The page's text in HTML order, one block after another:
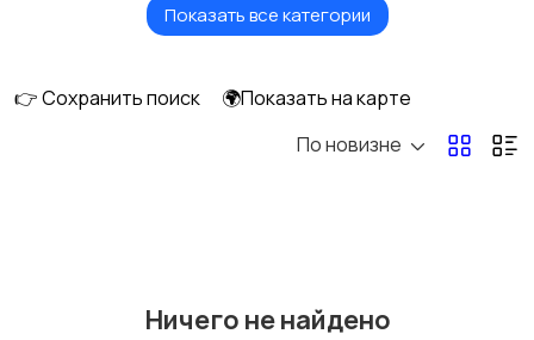
Мебель и интерьер Продукты питания
Показать все категории
👉 Сохранить поиск
🌍Показать на карте
По новизне
Ничего не найдено